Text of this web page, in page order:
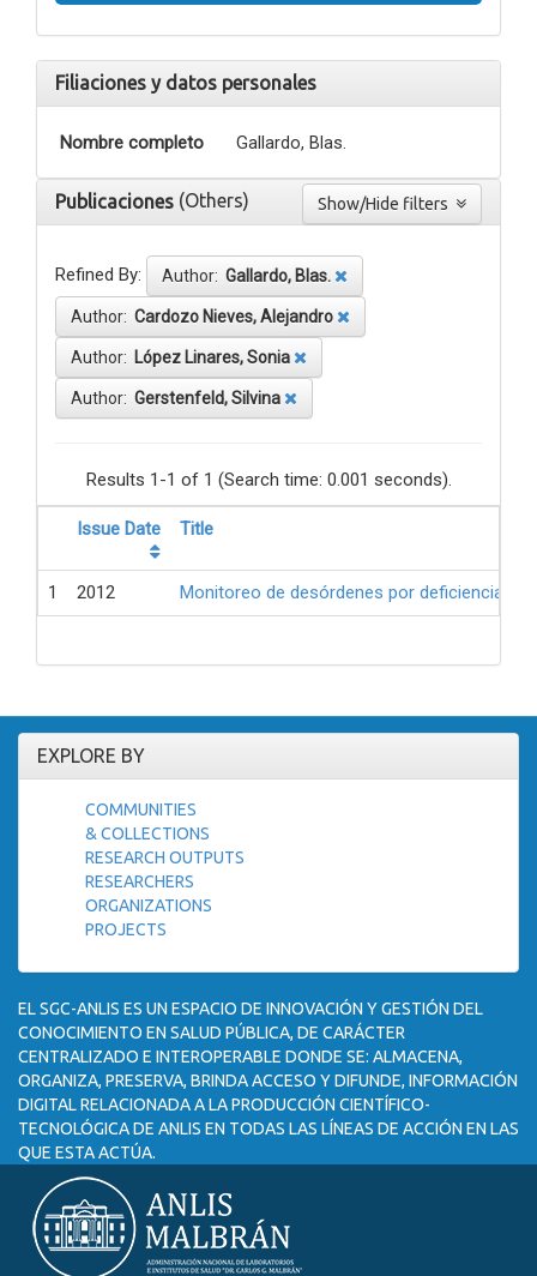
Filiaciones y datos personales
Nombre completo Gallardo, Blas.
Publicaciones (Others)
Refined By: Author: Gallardo, Blas.
Author: Cardozo Nieves, Alejandro
Author: López Linares, Sonia
Author: Gerstenfeld, Silvina
Results 1-1 of 1 (Search time: 0.001 seconds).
Issue Date Title
1 2012 Monitoreo de desórdenes por deficiencia
EXPLORE BY
COMMUNITIES
& COLLECTIONS
RESEARCH OUTPUTS
RESEARCHERS
ORGANIZATIONS
PROJECTS
EL SGC-ANLIS ES UN ESPACIO DE INNOVACIÓN Y GESTIÓN DEL
CONOCIMIENTO EN SALUD PÚBLICA, DE CARÁCTER
CENTRALIZADO E INTEROPERABLE DONDE SE: ALMACENA,
ORGANIZA, PRESERVA, BRINDA ACCESO Y DIFUNDE, INFORMACIÓN
DIGITAL RELACIONADA A LA PRODUCCIÓN CIENTÍFICO-
TECNOLÓGICA DE ANLIS EN TODAS LAS LÍNEAS DE ACCIÓN EN LAS
QUE ESTA ACTÚA.